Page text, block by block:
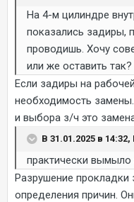
На 4-м цилиндре
показались задиры,
проводишь. Хочу
или же оставить так?
Если задиры на
необходимость
и выбора з/ч это
В 31.01.2025 в
практически вымыло
Разрушение прокладки
определения причин.